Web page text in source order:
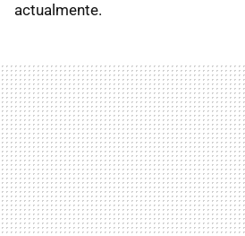
actualmente.